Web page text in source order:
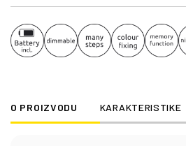
impresivno osvetljenje. GROUNI
efikasnu LED diodu snage 60W i
lumena. Oživite svoj prostor i
O PROIZVODU KARAKTERISTIKE